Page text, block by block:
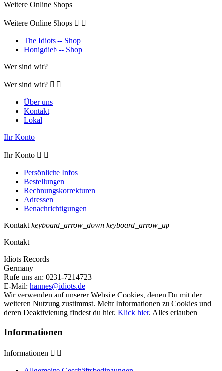
Weitere Online Shops
Weitere Online Shops  
The Idiots -- Shop
Honigdieb -- Shop
Wer sind wir?
Wer sind wir?  
Über uns
Kontakt
Lokal
Ihr Konto
Ihr Konto  
Persönliche Infos
Bestellungen
Rechnungskorrekturen
Adressen
Benachrichtigungen
Kontakt keyboard_arrow_down keyboard_arrow_up
Kontakt
Idiots Records
Germany
Rufe uns an: 0231-7214723
E-Mail: hannes@idiots.de
Wir verwenden auf unserer Website Cookies, denen Du mit der
weiteren Nutzung zustimmst. Mehr Informationen zu Cookies und
deren Deaktivierung findest du hier. Klick hier. Alles erlauben
Informationen
Informationen  